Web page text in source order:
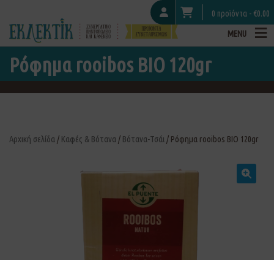
0 προϊόντα - €0.00
MENU
Ρόφημα rooibos ΒΙΟ 120gr
Αρχική σελίδα / Καφές & Βότανα / Βότανα-Τσάι / Ρόφημα rooibos ΒΙΟ 120gr